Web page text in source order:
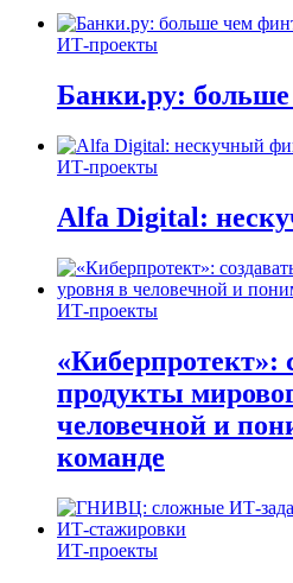
ИТ-проекты
Банки.ру:
ИТ-проекты
Alfa Digital:
ИТ-проекты
«Киберпротект»:
продукты
человечной и
команде
ИТ-проекты